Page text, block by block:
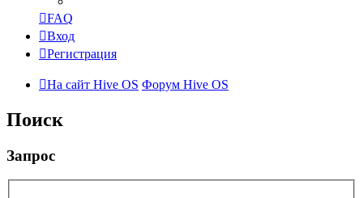
FAQ
Вход
Регистрация
На сайт Hive OS Форум Hive OS
Поиск
Запрос